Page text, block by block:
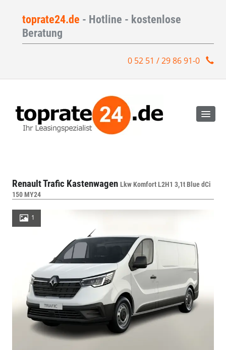
toprate24.de - Hotline - kostenlose
Beratung
0 52 51 / 29 86 91-0
Renault Trafic Kastenwagen Lkw Komfort L2H1 3,1t Blue dCi
150 MY24
1